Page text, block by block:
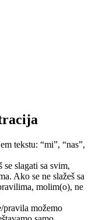
tekstu: “mi”, “nas”,
slagati sa svim,
Ako se ne slažeš sa
molim(o), ne
pravila možemo